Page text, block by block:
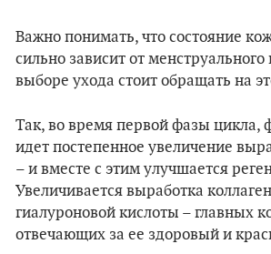
Важно понимать, что состояние
сильно зависит от
выборе ухода стоит обращать на
Так, во время первой фазы цикла,
идет постепенное увеличение
– и вместе с этим улучшается
Увеличивается выработка
гиалуроновой кислоты – главных
отвечающих за ее здоровый и